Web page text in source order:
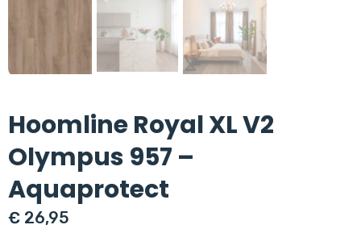
Hoomline Royal XL V2
Olympus 957 –
Aquaprotect
€ 26,95